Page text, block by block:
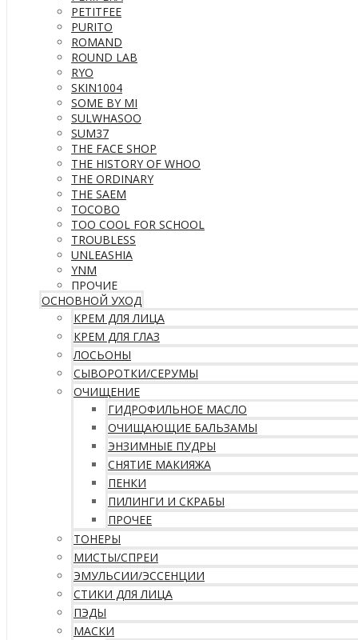
PETITFEE
PURITO
ROMAND
ROUND LAB
RYO
SKIN1004
SOME BY MI
SULWHASOO
SUM37
THE FACE SHOP
THE HISTORY OF WHOO
THE ORDINARY
THE SAEM
TOCOBO
TOO COOL FOR SCHOOL
TROUBLESS
UNLEASHIA
YNM
ПРОЧИЕ
ОСНОВНОЙ УХОД
КРЕМ ДЛЯ ЛИЦА
КРЕМ ДЛЯ ГЛАЗ
ЛОСЬОНЫ
СЫВОРОТКИ/СЕРУМЫ
ОЧИЩЕНИЕ
ГИДРОФИЛЬНОЕ МАСЛО
ОЧИЩАЮЩИЕ БАЛЬЗАМЫ
ЭНЗИМНЫЕ ПУДРЫ
СНЯТИЕ МАКИЯЖА
ПЕНКИ
ПИЛИНГИ И СКРАБЫ
ПРОЧЕЕ
ТОНЕРЫ
МИСТЫ/СПРЕИ
ЭМУЛЬСИИ/ЭССЕНЦИИ
СТИКИ ДЛЯ ЛИЦА
ПЭДЫ
МАСКИ